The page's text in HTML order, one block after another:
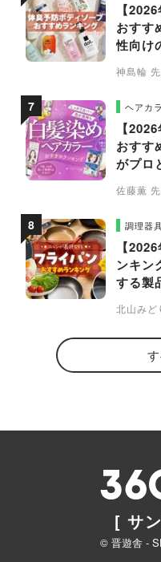
【
おすす
性向け
神島輪
ヘアカ
【
おすす
がプロ
佐藤薫
調理器
【
ンキン
する製
北山みど
[ サ
© 晋遊舎 -